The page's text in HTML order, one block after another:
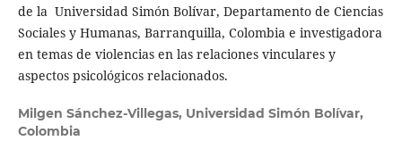
de la Universidad Simón Bolívar, Departamento de Ciencias
Sociales y Humanas, Barranquilla, Colombia e investigadora
en temas de violencias en las relaciones vinculares y
aspectos psicológicos relacionados.
Milgen Sánchez-Villegas, Universidad Simón Bolívar,
Colombia